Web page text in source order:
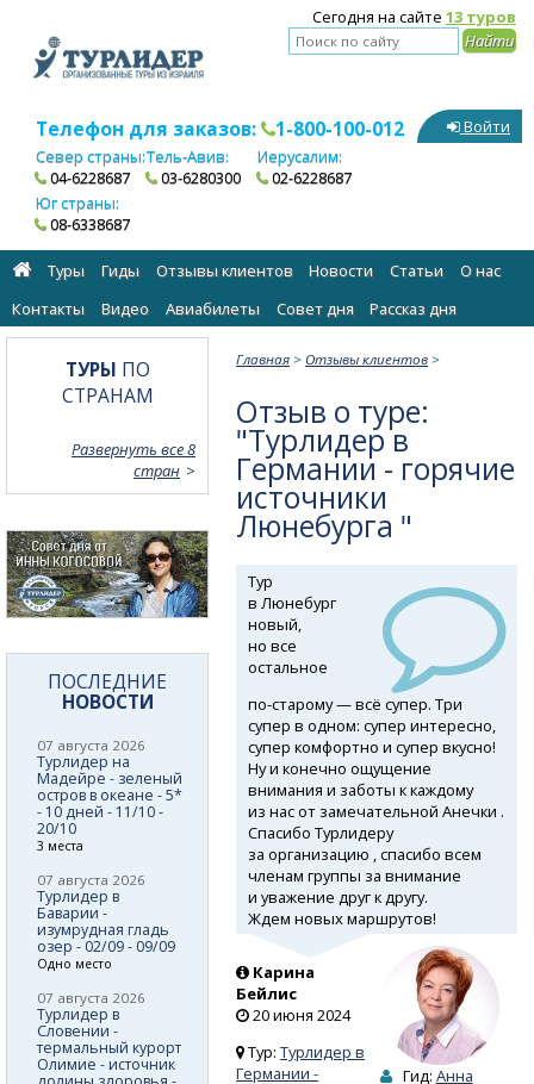
Сегодня на сайте 13 туров
Телефон для заказов: 1-800-100-012
Север страны:
04-6228687
Тель-Авив:
03-6280300
Иерусалим:
02-6228687
Юг страны:
08-6338687
Войти
Туры Гиды Отзывы клиентов Новости Статьи
О нас
Контакты
Видео Авиабилеты Cовет дня Рассказ дня
Главная > Отзывы клиентов >
Отзыв о туре:
"Турлидер в
Германии - горячие
источники
Люнебурга "
Тур
в Люнебург
новый,
но все
остальное
по-старому— всё супер. Три
супер в одном: супер интересно,
супер комфортно и супер вкусно!
Ну и конечно ощущение
внимания и заботы к каждому
из нас от замечательной Анечки .
Спасибо Турлидеру
за организацию , спасибо всем
членам группы за внимание
и уважение друг к другу.
Ждем новых маршрутов!
Карина
Бейлис
20 июня 2024
Тур:Турлидер в
Германии -
Гид: Анна
ТУРЫ ПО
СТРАНАМ
Развернуть все 8
стран
ПОСЛЕДНИЕ
НОВОСТИ
07 августа 2026
Турлидер на
Мадейре - зеленый
остров в океане - 5*
- 10 дней - 11/10 -
20/10
3 места
07 августа 2026
Турлидер в
Баварии -
изумрудная гладь
озер - 02/09 - 09/09
Одно место
07 августа 2026
Турлидер в
Словении -
термальный курорт
Олимие - источник